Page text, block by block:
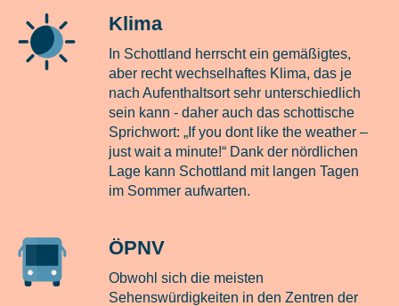
Klima
In Schottland herrscht ein gemäßigtes,
aber recht wechselhaftes Klima, das je
nach Aufenthaltsort sehr unterschiedlich
sein kann - daher auch das schottische
Sprichwort: „If you dont like the weather –
just wait a minute!“ Dank der nördlichen
Lage kann Schottland mit langen Tagen
im Sommer aufwarten.
ÖPNV
Obwohl sich die meisten
Sehenswürdigkeiten in den Zentren der